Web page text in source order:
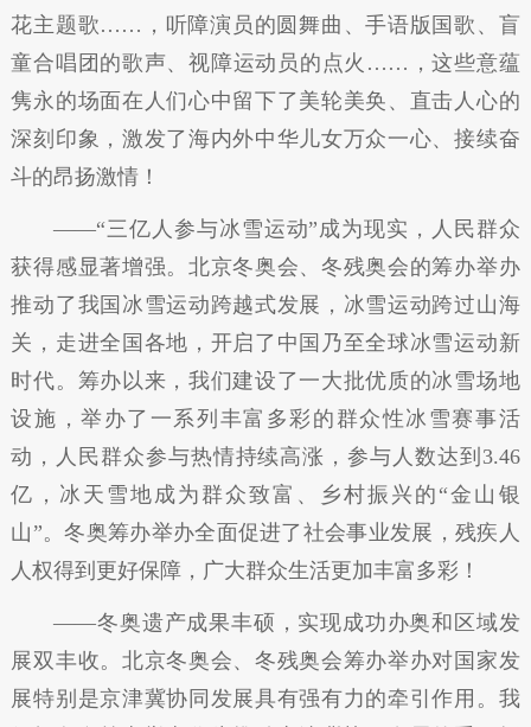
花主题歌……，听障演员的圆舞曲、手语版国歌、盲
童合唱团的歌声、视障运动员的点火……，这些意蕴
隽永的场面在人们心中留下了美轮美奂、直击人心的
深刻印象，激发了海内外中华儿女万众一心、接续奋
斗的昂扬激情！
——“三亿人参与冰雪运动”成为现实，人民群众
获得感显著增强。北京冬奥会、冬残奥会的筹办举办
推动了我国冰雪运动跨越式发展，冰雪运动跨过山海
关，走进全国各地，开启了中国乃至全球冰雪运动新
时代。筹办以来，我们建设了一大批优质的冰雪场地
设施，举办了一系列丰富多彩的群众性冰雪赛事活
动，人民群众参与热情持续高涨，参与人数达到3.46
亿，冰天雪地成为群众致富、乡村振兴的“金山银
山”。冬奥筹办举办全面促进了社会事业发展，残疾人
人权得到更好保障，广大群众生活更加丰富多彩！
——冬奥遗产成果丰硕，实现成功办奥和区域发
展双丰收。北京冬奥会、冬残奥会筹办举办对国家发
展特别是京津冀协同发展具有强有力的牵引作用。我